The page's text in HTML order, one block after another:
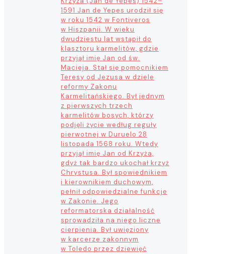
1591 Jan de Yepes urodził się
w roku 1542 w Fontiveros
w Hiszpanii. W wieku
dwudziestu lat wstąpił do
klasztoru karmelitów, gdzie
przyjął imię Jan od św.
Macieja. Stał się pomocnikiem
Teresy od Jezusa w dziele
reformy Zakonu
Karmelitańskiego. Był jednym
z pierwszych trzech
karmelitów bosych, którzy
podjęli życie według reguły
pierwotnej w Duruelo 28
listopada 1568 roku. Wtedy
przyjął imię Jan od Krzyża,
gdyż tak bardzo ukochał krzyż
Chrystusa. Był spowiednikiem
i kierownikiem duchowym,
pełnił odpowiedzialne funkcje
w Zakonie. Jego
reformatorska działalność
sprowadziła na niego liczne
cierpienia. Był uwięziony
w karcerze zakonnym
w Toledo przez dziewięć